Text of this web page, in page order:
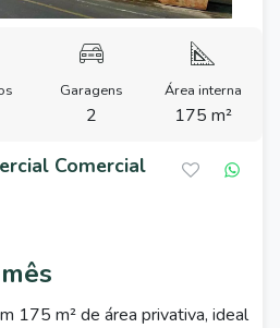
Garagens
2
Área interna
175 m²
Comercial
175 m² de área privativa, ideal